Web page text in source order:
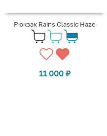
Рюкзак Rains Classic Haze
11 000 ₽